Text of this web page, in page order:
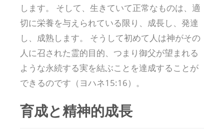
します。 そして、生きていて正常なものは、適
切に栄養を与えられている限り、成長し、発達
し、成熟します。 そうして初めて人は神がその
人に召された霊的目的、つまり御父が望まれる
ような永続する実を結ぶことを達成することが
できるのです（ヨハネ15:16）。
育成と精神的成長